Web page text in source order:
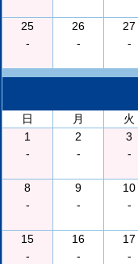
25
-
26
-
27
-
日
月 火
1
-
2
-
3
-
8
-
9
-
10
-
15
-
16
-
17
-